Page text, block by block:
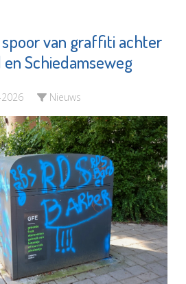
van graffiti achter
Schiedamseweg
Nieuws